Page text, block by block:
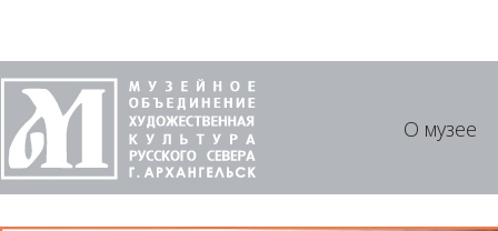
О музее